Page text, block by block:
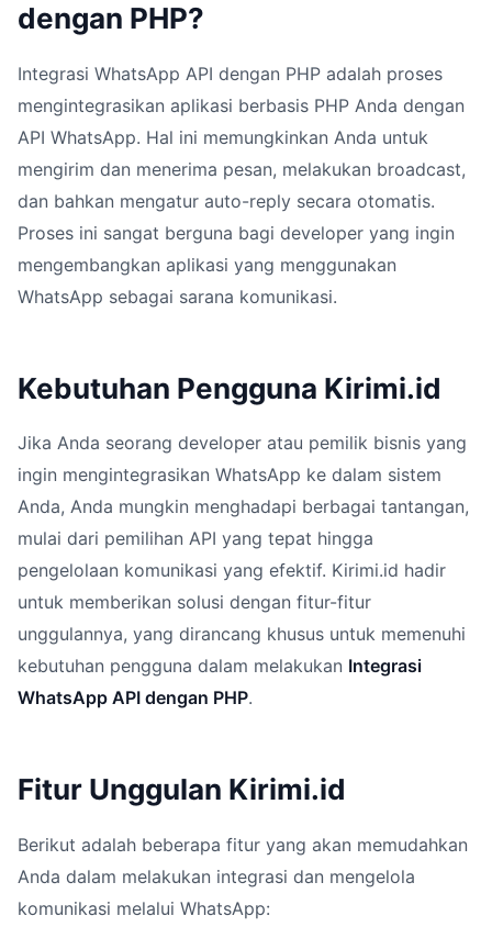
dengan PHP?
Integrasi WhatsApp API dengan PHP adalah proses
mengintegrasikan aplikasi berbasis PHP Anda dengan
API WhatsApp. Hal ini memungkinkan Anda untuk
mengirim dan menerima pesan, melakukan broadcast,
dan bahkan mengatur auto-reply secara otomatis.
Proses ini sangat berguna bagi developer yang ingin
mengembangkan aplikasi yang menggunakan
WhatsApp sebagai sarana komunikasi.
Kebutuhan Pengguna Kirimi.id
Jika Anda seorang developer atau pemilik bisnis yang
ingin mengintegrasikan WhatsApp ke dalam sistem
Anda, Anda mungkin menghadapi berbagai tantangan,
mulai dari pemilihan API yang tepat hingga
pengelolaan komunikasi yang efektif. Kirimi.id hadir
untuk memberikan solusi dengan fitur-fitur
unggulannya, yang dirancang khusus untuk memenuhi
kebutuhan pengguna dalam melakukan Integrasi
WhatsApp API dengan PHP.
Fitur Unggulan Kirimi.id
Berikut adalah beberapa fitur yang akan memudahkan
Anda dalam melakukan integrasi dan mengelola
komunikasi melalui WhatsApp: